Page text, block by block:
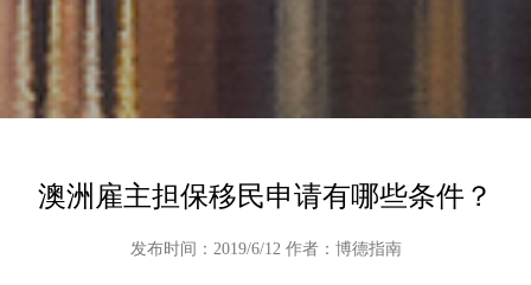
澳洲雇主担保移民申请有哪些条件？
发布时间：2019/6/12 作者：博德指南